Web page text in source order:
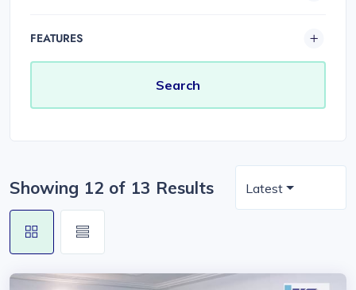
FEATURES
Showing 12 of 13 Results Latest